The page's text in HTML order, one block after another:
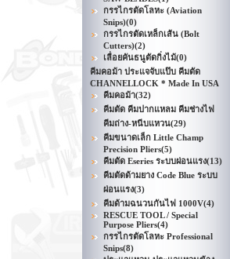
กรรไกรตัดโลหะ (Aviation
Snips)(0)
กรรไกรตัดเหล็กเส้น (Bolt
Cutters)(2)
เลื่อยคันธนูตัดกิ่งไม้(0)
คีมคอม้า ประแจจับแป๊บ คีมตัด
CHANNELLOCK * Made In USA
คีมคอม้า(32)
คีมตัด คีมปากแหลม คีมช่างไฟ
คีมถ่าง-หนีบแหวน(29)
คีมขนาดเล็ก Little Champ
Precision Pliers(5)
คีมตัด Eseries ระบบผ่อนแรง(13)
คีมตัดด้ามยาง Code Blue ระบบ
ผ่อนแรง(3)
คีมด้ามฉนวนกันไฟ 1000V(4)
RESCUE TOOL / Special
Purpose Pliers(4)
กรรไกรตัดโลหะ Professional
Snips(8)